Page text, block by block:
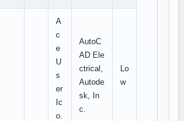
A
c
e
U
s
er
Ic
o.
AutoC
AD Ele
ctrical,
Autode
sk, In
c.
Lo
w